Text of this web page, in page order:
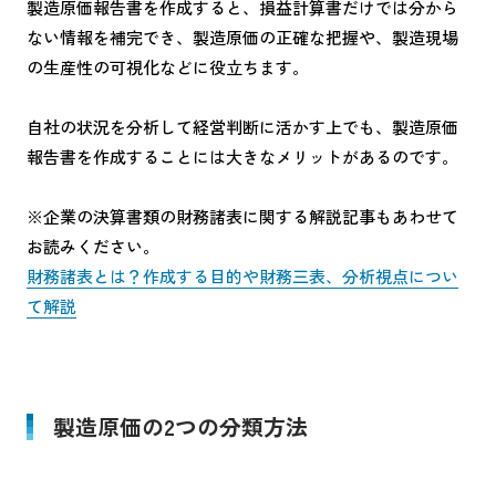
製造原価報告書を作成すると、損益計算書だけでは分から
ない情報を補完でき、製造原価の正確な把握や、製造現場
の生産性の可視化などに役立ちます。
自社の状況を分析して経営判断に活かす上でも、製造原価
報告書を作成することには大きなメリットがあるのです。
※企業の決算書類の財務諸表に関する解説記事もあわせて
お読みください。
財務諸表とは？作成する目的や財務三表、分析視点につい
て解説
製造原価の2つの分類方法